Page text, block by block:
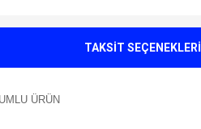
TAKSİT SEÇENEKLERİ
ÜRÜN